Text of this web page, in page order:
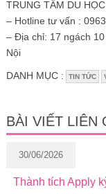
TRUNG TÂM DU
– Hotline tư vấn :
– Địa chỉ: 17 ngách
Nội
DANH MỤC : TIN TỨC
BÀI VIẾT LIÊN
30/06/2026
Thành tích Apply